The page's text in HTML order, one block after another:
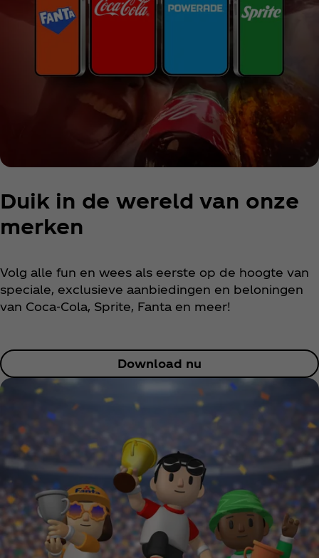
Duik in de wereld van onze
merken
Volg alle fun en wees als eerste op de hoogte van
speciale, exclusieve aanbiedingen en beloningen
van Coca‑Cola, Sprite, Fanta en meer!
Download nu